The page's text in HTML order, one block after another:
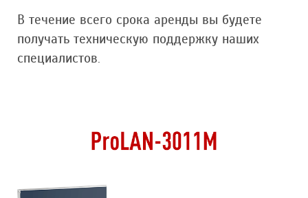
В течение всего срока аренды вы будете
получать техническую поддержку наших
специалистов.